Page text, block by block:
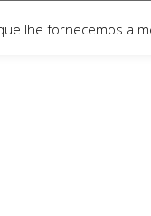
lhe fornecemos a